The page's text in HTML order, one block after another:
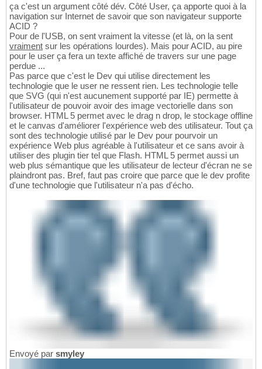
ça c'est un argument côté dév. Côté User, ça apporte quoi à la
navigation sur Internet de savoir que son navigateur supporte
ACID ?
Pour de l'USB, on sent vraiment la vitesse (et là, on la sent
vraiment sur les opérations lourdes). Mais pour ACID, au pire
pour le user ça fera un texte affiché de travers sur une page
perdue ...
Pas parce que c'est le Dev qui utilise directement les
technologie que le user ne ressent rien. Les technologie telle
que SVG (qui n'est aucunement supporté par IE) permette à
l'utilisateur de pouvoir avoir des image vectorielle dans son
browser. HTML 5 permet avec le drag n drop, le stockage offline
et le canvas d'améliorer l'expérience web des utilisateur. Tout ça
sont des technologie utilisé par le Dev pour pourvoir un
expérience Web plus agréable à l'utilisateur et ce sans avoir à
utiliser des plugin tier tel que Flash. HTML 5 permet aussi un
web plus sémantique que les utilisateur de lecteur d'écran ne se
plaindront pas. Bref, faut pas croire que parce que le dev profite
d'une technologie que l'utilisateur n'a pas d'écho.
Envoyé par smyley